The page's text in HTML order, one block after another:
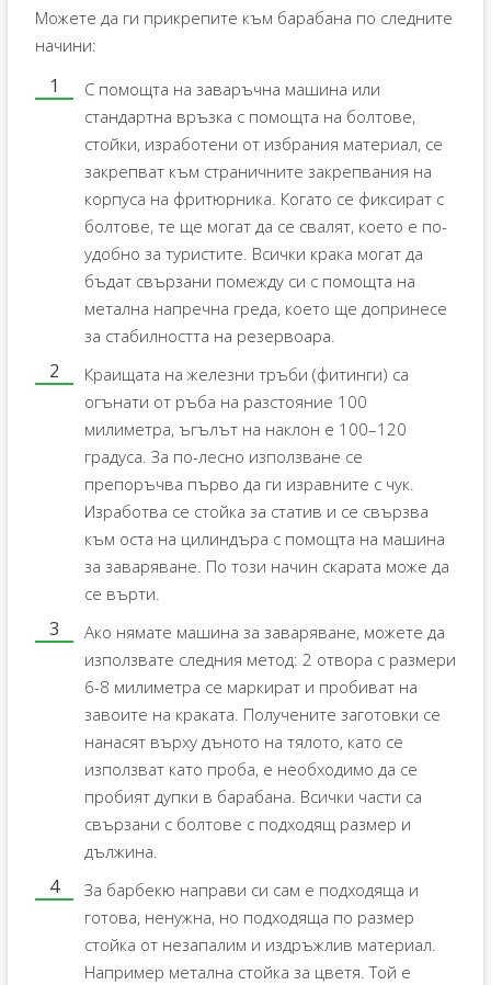
Можете да ги прикрепите към барабана по следните
начини:
С помощта на заваръчна машина или
стандартна връзка с помощта на болтове,
стойки, изработени от избрания материал, се
закрепват към страничните закрепвания на
корпуса на фритюрника. Когато се фиксират с
болтове, те ще могат да се свалят, което е по-
удобно за туристите. Всички крака могат да
бъдат свързани помежду си с помощта на
метална напречна греда, което ще допринесе
за стабилността на резервоара.
Краищата на железни тръби (фитинги) са
огънати от ръба на разстояние 100
милиметра, ъгълът на наклон е 100–120
градуса. За по-лесно използване се
препоръчва първо да ги изравните с чук.
Изработва се стойка за статив и се свързва
към оста на цилиндъра с помощта на машина
за заваряване. По този начин скарата може да
се върти.
Ако нямате машина за заваряване, можете да
използвате следния метод: 2 отвора с размери
6-8 милиметра се маркират и пробиват на
завоите на краката. Получените заготовки се
нанасят върху дъното на тялото, като се
използват като проба, е необходимо да се
пробият дупки в барабана. Всички части са
свързани с болтове с подходящ размер и
дължина.
За барбекю направи си сам е подходяща и
готова, ненужна, но подходяща по размер
стойка от незапалим и издръжлив материал.
Например метална стойка за цветя. Той е